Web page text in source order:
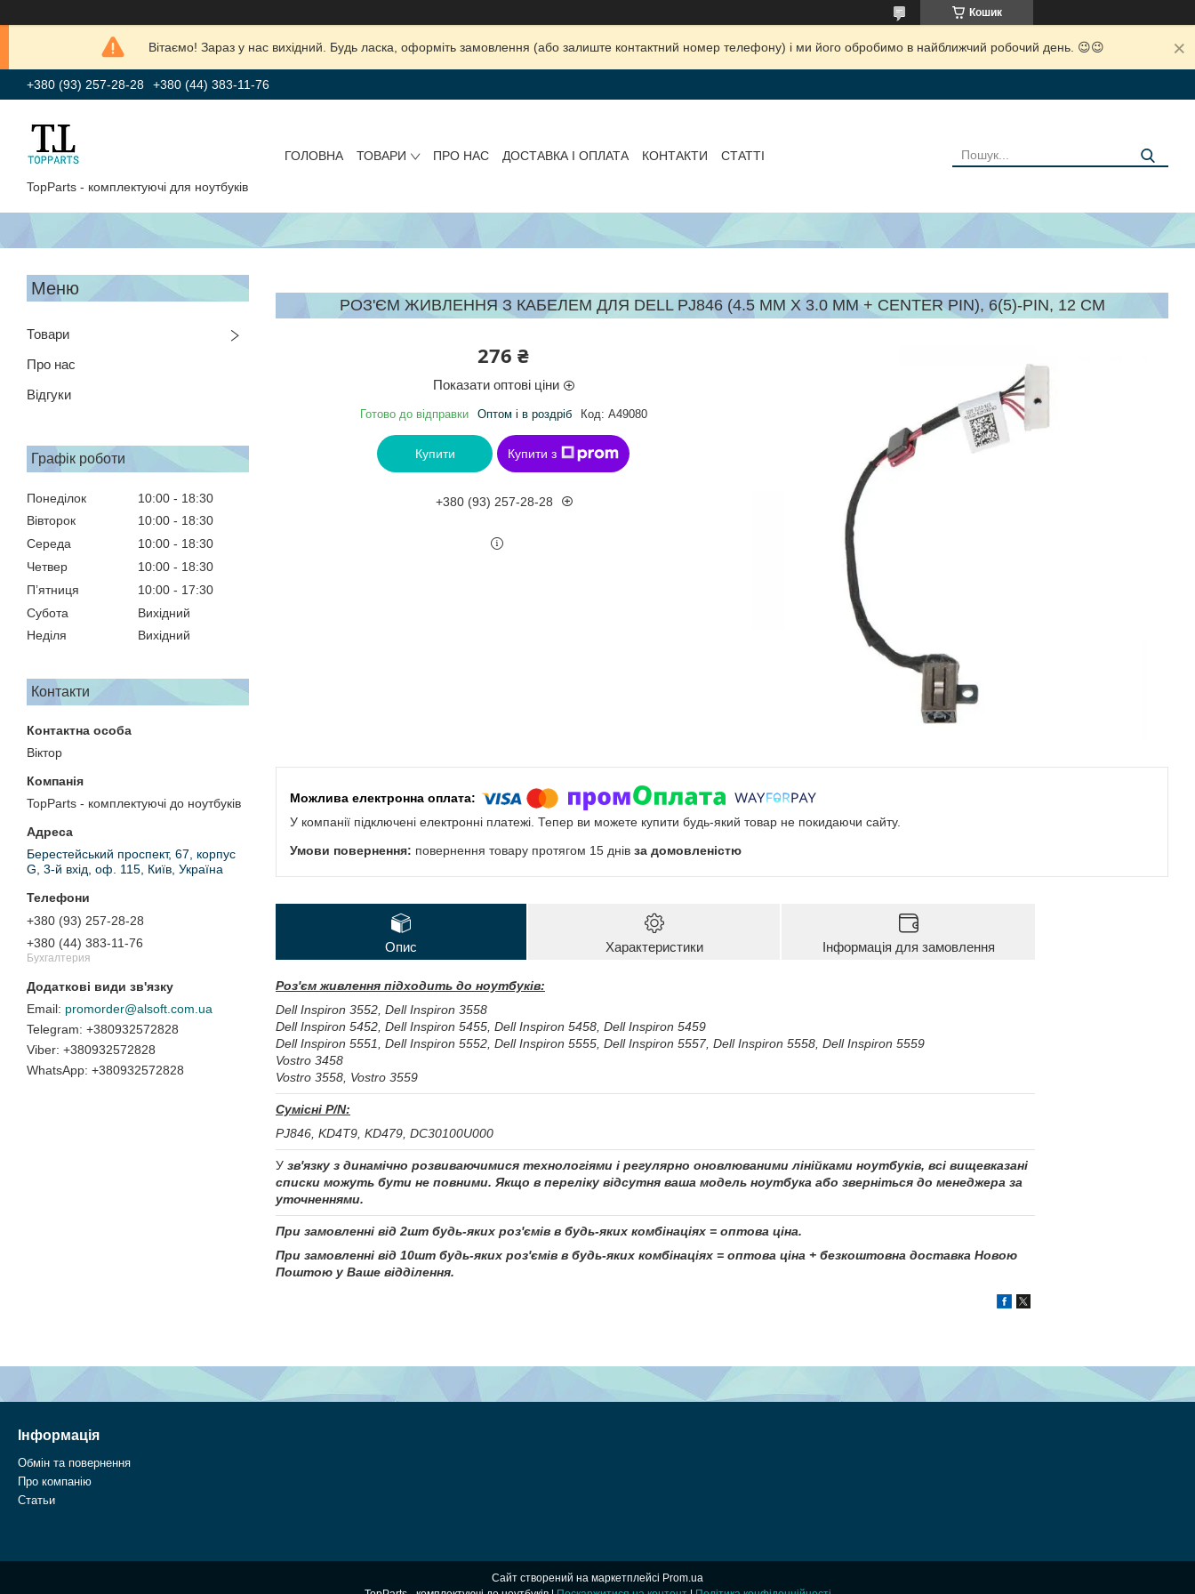
Кошик
Вітаємо! Зараз у нас вихідний. Будь ласка, оформіть замовлення (або залиште контактний номер телефону) і ми його обробимо в найближчий робочий день. 😉😉
+380 (93) 257-28-28 +380 (44) 383-11-76
TopParts - комплектуючі для ноутбуків
ГОЛОВНА ТОВАРИ ПРО НАС ДОСТАВКА І ОПЛАТА КОНТАКТИ СТАТТІ
Товари
Про нас
Відгуки
Графік роботи
Понеділок 10:00
18:30
Вівторок
10:00
18:30
Середа
10:00
18:30
Четвер
10:00
18:30
Пʼятниця
10:00
17:30
Субота
Вихідний
Неділя
Вихідний
Контакти
Віктор
TopParts - комплектуючі до ноутбуків
Берестейський проспект, 67, корпус
G, 3-й вхід, оф. 115, Київ, Україна
+380 (93) 257-28-28
+380 (44) 383-11-76
Бухгалтерия
promorder@alsoft.com.ua
+380932572828
+380932572828
+380932572828
РОЗ'ЄМ ЖИВЛЕННЯ З КАБЕЛЕМ ДЛЯ DELL PJ846 (4.5 MM X 3.0 MM + CENTER PIN), 6(5)-PIN, 12 СМ
276 ₴
Показати оптові ціни
Готово до відправки Оптом і в роздріб Код: A49080
Купити Купити з
+380 (93) 257-28-28
У компанії підключені електронні платежі. Тепер ви можете купити будь-який товар не покидаючи сайту.
повернення товару протягом 15 днів за домовленістю
Опис Характеристики Інформація для замовлення
Роз'єм живлення підходить до ноутбуків:
Dell Inspiron 3552, Dell Inspiron 3558
Dell Inspiron 5452, Dell Inspiron 5455, Dell Inspiron 5458, Dell Inspiron 5459
Dell Inspiron 5551, Dell Inspiron 5552, Dell Inspiron 5555, Dell Inspiron 5557, Dell Inspiron 5558, Dell Inspiron 5559
Vostro 3458
Vostro 3558, Vostro 3559
Сумісні P/N:
PJ846, KD4T9, KD479, DC30100U000
У зв'язку з динамічно розвиваючимися технологіями і регулярно оновлюваними лінійками ноутбуків, всі вищевказані
списки можуть бути не повними. Якщо в переліку відсутня ваша модель ноутбука або зверніться до менеджера за
уточненнями.
При замовленні від 2шт будь-яких роз'ємів в будь-яких комбінаціях = оптова ціна.
При замовленні від 10шт будь-яких роз'ємів в будь-яких комбінаціях = оптова ціна + безкоштовна доставка Новою
Поштою у Ваше відділення.
Інформація
Обмін та повернення
Про компанію
Статьи
Сайт створений на маркетплейсі Prom.ua